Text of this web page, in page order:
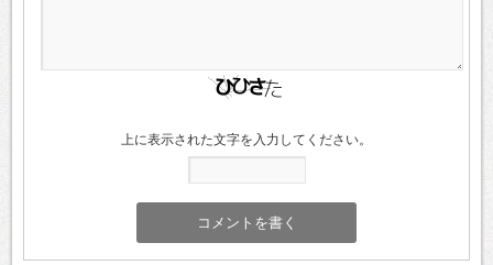
上に表示された文字を入力してください。